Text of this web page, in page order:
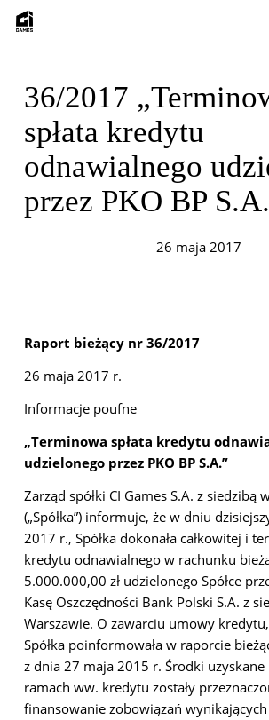
Skip
36/2017
spłata kredytu
odnawialnego
przez PKO BP
26 maja 2017
Raport bieżący nr 36/2017
26 maja 2017 r.
Informacje poufne
„Terminowa spłata kredytu
udzielonego przez PKO BP S.A.”
Zarząd spółki CI Games S.A. z siedzibą
(„Spółka”) informuje, że w dniu
2017 r., Spółka dokonała całkowitej i
kredytu odnawialnego w rachunku
5.000.000,00 zł udzielonego Spółce
Kasę Oszczędności Bank Polski S.A. z
Warszawie. O zawarciu umowy
Spółka poinformowała w raporcie
z dnia 27 maja 2015 r. Środki uzyskane
ramach ww. kredytu zostały
finansowanie zobowiązań wynikających